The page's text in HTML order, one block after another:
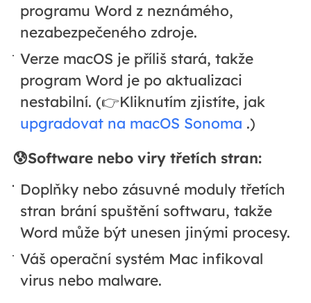
programu Word z neznámého,
nezabezpečeného zdroje.
Verze macOS je příliš stará, takže
program Word je po aktualizaci
nestabilní. (👉Kliknutím zjistíte, jak
upgradovat na macOS Sonoma .)
😰Software nebo viry třetích stran:
Doplňky nebo zásuvné moduly třetích
stran brání spuštění softwaru, takže
Word může být unesen jinými procesy.
Váš operační systém Mac infikoval
virus nebo malware.